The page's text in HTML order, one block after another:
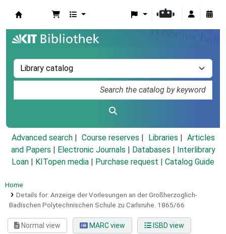
Advanced search Course reserves Libraries
Articles
and Papers
Electronic Journals Databases
Interlibrary
Loan
KITopen media Purchase request | Catalog Guide
Home
Details for: Anzeige der Vorlesungen an der Großherzoglich-
Badischen Polytechnischen Schule zu Carlsruhe. 1865/66
Normal view MARC view ISBD view